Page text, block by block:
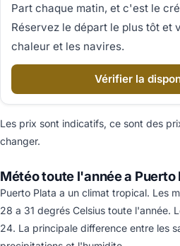
Part chaque matin, et c'est le
Réservez le départ le plus tôt et
chaleur et les navires.
Vérifier la
Les prix sont indicatifs, ce sont des
changer.
Météo toute l'année a Puerto
Puerto Plata a un climat tropical. Les
28 a 31 degrés Celsius toute l'année.
24. La principale difference entre les